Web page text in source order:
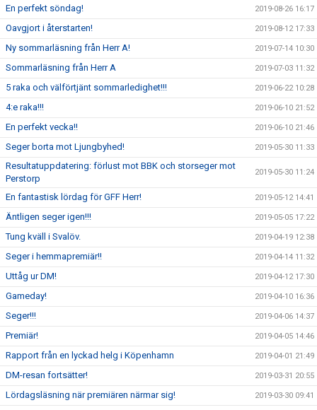
En perfekt söndag! 2019-08-26 16:17
Oavgjort i återstarten! 2019-08-12 17:33
Ny sommarläsning från Herr A! 2019-07-14 10:30
Sommarläsning från Herr A 2019-07-03 11:32
5 raka och välförtjänt sommarledighet!!! 2019-06-22 10:28
4:e raka!!! 2019-06-10 21:52
En perfekt vecka!! 2019-06-10 21:46
Seger borta mot Ljungbyhed! 2019-05-30 11:33
Resultatuppdatering: förlust mot BBK och storseger mot
Perstorp
2019-05-30 11:24
En fantastisk lördag för GFF Herr! 2019-05-12 14:41
Äntligen seger igen!!! 2019-05-05 17:22
Tung kväll i Svalöv. 2019-04-19 12:38
Seger i hemmapremiär!! 2019-04-14 11:32
Uttåg ur DM! 2019-04-12 17:30
Gameday! 2019-04-10 16:36
Seger!!! 2019-04-06 14:37
Premiär! 2019-04-05 14:46
Rapport från en lyckad helg i Köpenhamn 2019-04-01 21:49
DM-resan fortsätter! 2019-03-31 20:55
Lördagsläsning när premiären närmar sig! 2019-03-30 09:41